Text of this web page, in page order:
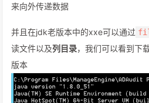
来向外传递数据
并且在jdk老版本中的xxe可以通过
读文件以及列目录，我们可以看到下
版本